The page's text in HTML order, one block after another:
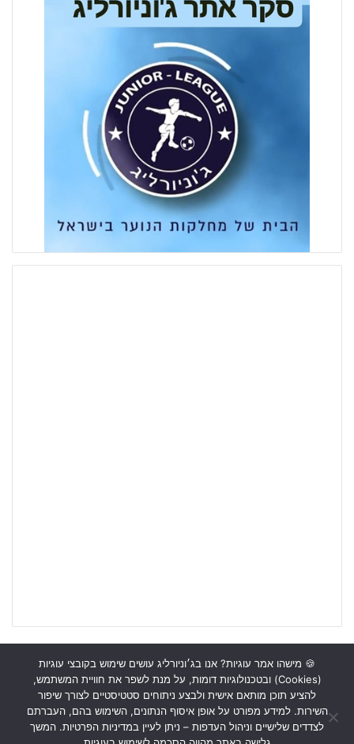
ראשי כתבות תכנים מקצועיים תנאי שימוש
מדיניות אבטחה
כתבו לנו
🍪 מישהו אמר עוגיות? אנו בג׳וניורליג עושים שימוש בקובצי עוגיות
(Cookies) ובטכנולוגיות דומות, על מנת לשפר את חוויית המשתמש,
להציע תוכן מותאם אישית ולבצע ניתוחים סטטיסטיים לצורך שיפור
השירות. למידע מפורט על אופן איסוף הנתונים, השימוש בהם, העברתם
לצדדים שלישיים וניהול העדפות – ניתן לעיין במדיניות הפרטיות. המשך